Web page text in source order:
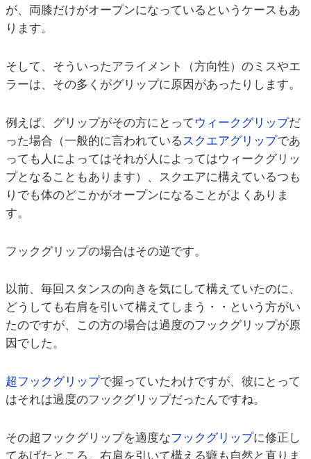
が、両膝だけがオープンになっているというケースもあ
ります。
そして、そういったアライメント（方向性）のミスやエ
ラーは、その多くがグリップに原因があったりします。
例えば、グリップがその方にとって ウィークグリップだ
った場合（一般的に言われている スクエアグリップであ
っても人によってはそれが人によってはウィークグリッ
プとなることもあります）、スクエアに構えているつも
りでも体のどこかがオープンになることがよくありま
す。
フックグリップの場合はその逆です。
以前、毎回スタンスの向きを気にして構えていたのに、
どうしても右肩を引いて構えてしまう・・という方がい
たのですが、この方の場合は過度のフックグリップが原
因でした。
超フックグリップで握っていたわけですが、彼にとって
はそれは過度のフックグリップだったんですね。
その超フックグリップを適度なフックグリップに修正し
てあげたところ、右肩を引いて構える癖も自然と直りま